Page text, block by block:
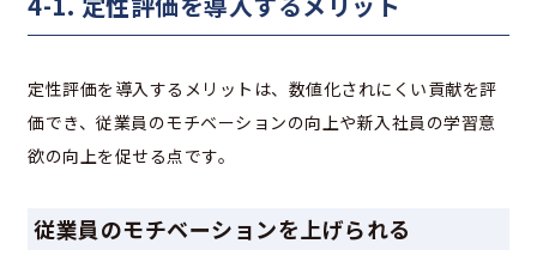
定性評価を導入するメリットは、数値化されにくい貢献を評
価でき、従業員のモチベーションの向上や新入社員の学習意
欲の向上を促せる点です。
従業員のモチベーションを上げられる